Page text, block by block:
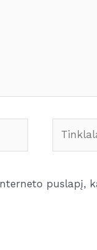
puslapį,